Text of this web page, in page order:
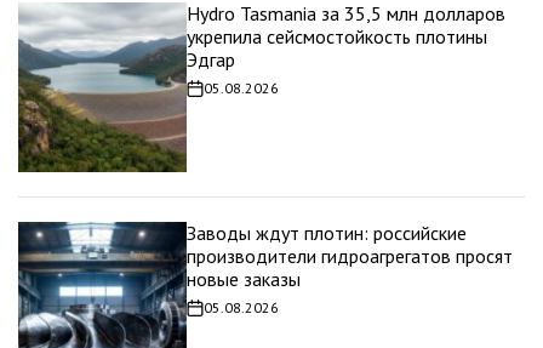
Hydro Tasmania за 35,5 млн долларов
укрепила сейсмостойкость плотины
Эдгар
Дата
записи
05.08.2026
Заводы ждут плотин: российские
производители гидроагрегатов просят
новые заказы
Дата05.08.2026